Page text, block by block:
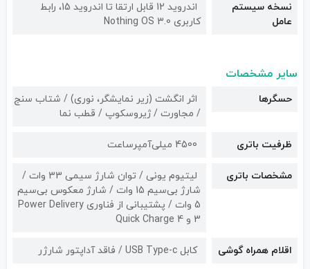
نسخه سیستم
عامل
اندروید 12 قابل ارتقا تا اندروید 15، رابط
کاربری Nothing OS 3.0
سایر مشخصات
حسگرها
اثر انگشت (زیر نمایشگر، نوری) / شتاب سنج
/ مجاورت / ژیروسکوپ / قطب نما
ظرفیت باتری 4500 میلی‌آمپرساعت
مشخصات باتری
لیتیوم یونی / توان شارژ سیمی 33 وات /
شارژ بی‌سیم 15 وات / شارژ معکوس بی‌سیم
5 وات / پشتیبانی از فناوری Power Delivery
3 و Quick Charge 4
اقلام همراه گوشی کابل USB Type-c / فاقد آداپتور شارژر